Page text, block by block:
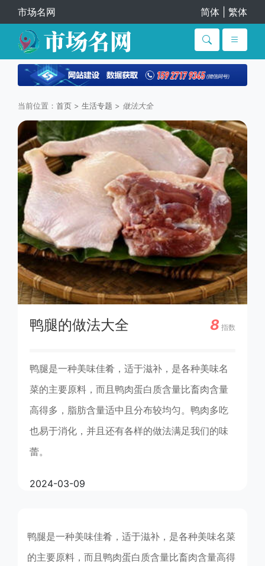
市场名网 简体 繁体
当前位置： 首页 > 生活专题 > 做法大全
鸭腿的做法大全 8 指数
鸭腿是一种美味佳肴，适于滋补，是各种美味名
菜的主要原料，而且鸭肉蛋白质含量比畜肉含量
高得多，脂肪含量适中且分布较均匀。鸭肉多吃
也易于消化，并且还有各样的做法满足我们的味
蕾。
2024-03-09
鸭腿是一种美味佳肴，适于滋补，是各种美味名菜
的主要原料，而且鸭肉蛋白质含量比畜肉含量高得